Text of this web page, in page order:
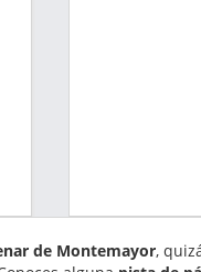
de Montemayor,